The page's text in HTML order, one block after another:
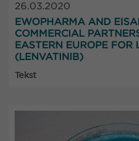
26.03.2020
EWOPHARMA AND
COMMERCIAL
EASTERN EUROPE FOR
(LENVATINIB)
Tekst